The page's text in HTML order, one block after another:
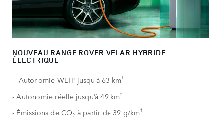
NOUVEAU RANGE ROVER VELAR HYBRIDE
ÉLECTRIQUE
- Autonomie WLTP jusqu’à 63 km†
- Autonomie réelle jusqu’à 49 km‡​
- Émissions de CO2 à partir de 39 g/km†